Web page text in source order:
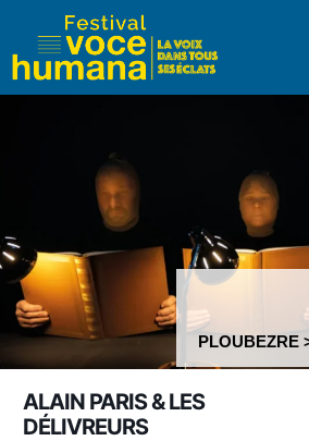
ALAIN PARIS & LES
DÉLIVREURS
PLOUBEZRE